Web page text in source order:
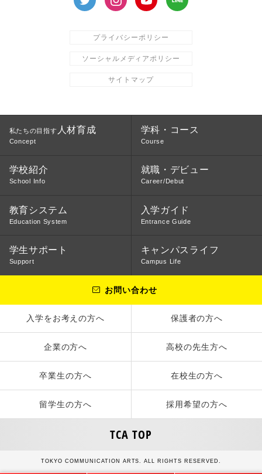
プライバシーポリシー
ソーシャルメディアポリシー
サイトマップ
私たちの目指す 人材育成
Concept
学科・コース
Course
学校紹介
School Info
就職・デビュー
Career/Debut
教育システム
Education System
入学ガイド
Entrance Guide
学生サポート
Support
キャンパスライフ
Campus Life
お問い合わせ
入学をお考えの方へ 保護者の方へ
企業の方へ 高校の先生方へ
卒業生の方へ 在校生の方へ
留学生の方へ 採用希望の方へ
TCA TOP
TOKYO COMMUNICATION ARTS. ALL RIGHTS RESERVED.